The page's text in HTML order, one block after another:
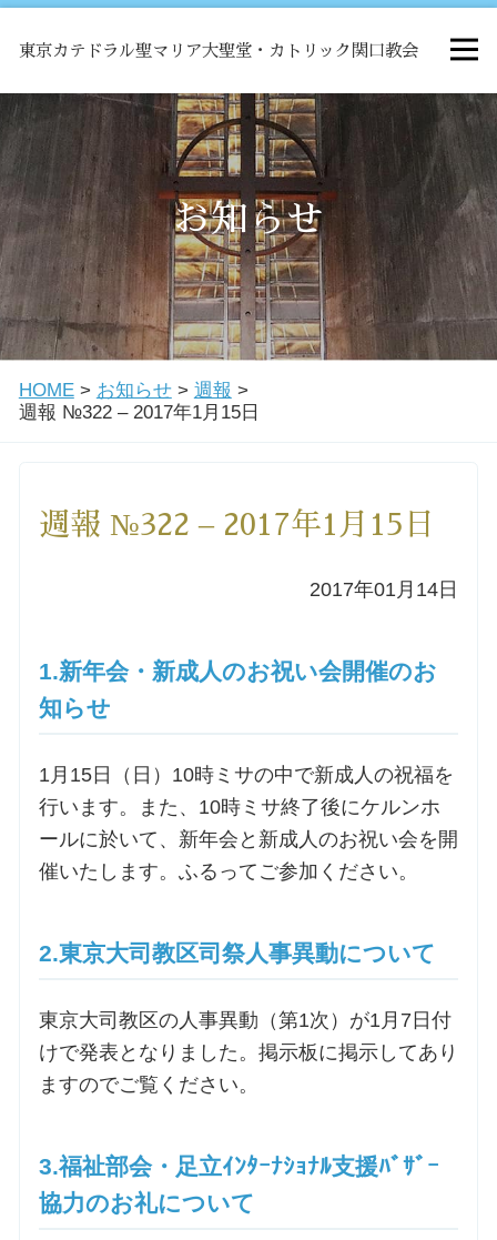
東京カテドラル聖マリア大聖堂・カトリック関口教会
HOME
ミサ
お知らせ
関口教会について
教会学校・中高生会
洗礼を希望される方
小池神父の講座
シスター中島の講座
教区カテキスタの講座
お問合せ
ご利用にあたって
お知らせ
HOME> お知らせ> 週報 >
週報 №322 – 2017年1月15日
週報 №322 – 2017年1月15日
2017年01月14日
1.新年会・新成人のお祝い会開催のお
知らせ
1月15日（日）10時ミサの中で新成人の祝福を
行います。また、10時ミサ終了後にケルンホ
ールに於いて、新年会と新成人のお祝い会を開
催いたします。ふるってご参加ください。
2.東京大司教区司祭人事異動について
東京大司教区の人事異動（第1次）が1月7日付
けで発表となりました。掲示板に掲示してあり
ますのでご覧ください。
3.福祉部会・足立ｲﾝﾀｰﾅｼｮﾅﾙ支援ﾊﾞｻﾞｰ
協力のお礼について